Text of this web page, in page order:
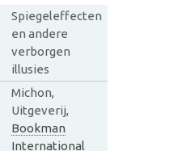
Spiegeleffecten
en andere
verborgen
illusies
Michon,
Uitgeverij,
Bookman
International